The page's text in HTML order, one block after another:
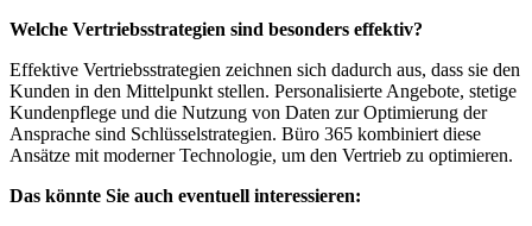
Welche Vertriebsstrategien sind besonders effektiv?
Effektive Vertriebsstrategien zeichnen sich dadurch aus, dass sie den
Kunden in den Mittelpunkt stellen. Personalisierte Angebote, stetige
Kundenpflege und die Nutzung von Daten zur Optimierung der
Ansprache sind Schlüsselstrategien. Büro 365 kombiniert diese
Ansätze mit moderner Technologie, um den Vertrieb zu optimieren.
Das könnte Sie auch eventuell interessieren: